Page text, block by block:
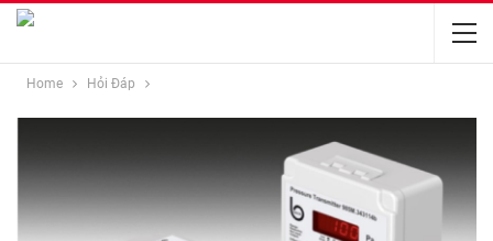
Home Hỏi Đáp